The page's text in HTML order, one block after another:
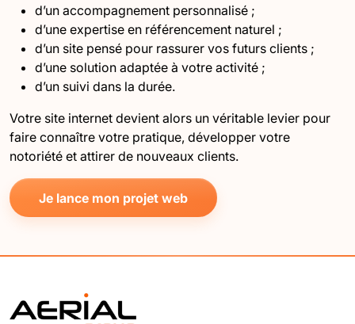
d’un accompagnement personnalisé ;
d’une expertise en référencement naturel ;
d’un site pensé pour rassurer vos futurs clients ;
d’une solution adaptée à votre activité ;
d’un suivi dans la durée.
Votre site internet devient alors un véritable levier pour
faire connaître votre pratique, développer votre
notoriété et attirer de nouveaux clients.
Je lance mon projet web